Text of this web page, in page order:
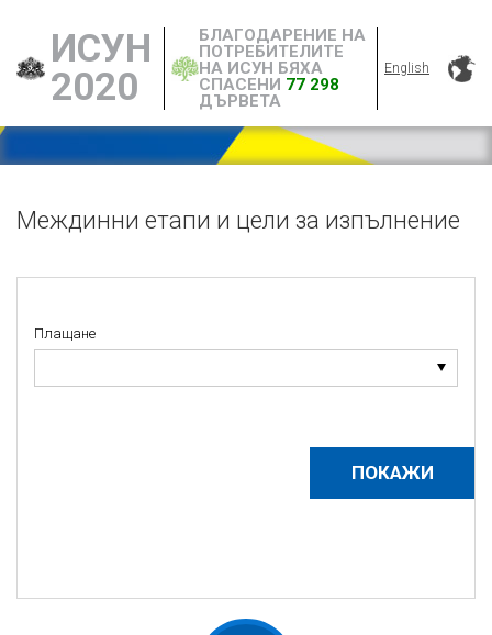
ИСУН
2020
БЛАГОДАРЕНИЕ НА
ПОТРЕБИТЕЛИТЕ
НА ИСУН БЯХА
СПАСЕНИ 77 298
ДЪРВЕТА
English
Междинни етапи и цели за изпълнение
Плащане